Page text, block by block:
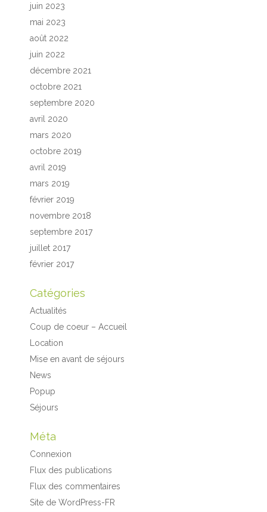
juin 2023
mai 2023
août 2022
juin 2022
décembre 2021
octobre 2021
septembre 2020
avril 2020
mars 2020
octobre 2019
avril 2019
mars 2019
février 2019
novembre 2018
septembre 2017
juillet 2017
février 2017
Catégories
Actualités
Coup de coeur – Accueil
Location
Mise en avant de séjours
News
Popup
Séjours
Méta
Connexion
Flux des publications
Flux des commentaires
Site de WordPress-FR